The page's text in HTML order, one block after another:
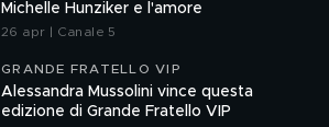
Michelle Hunziker e l'amore
26 apr | Canale 5
GRANDE FRATELLO VIP
Alessandra Mussolini vince questa
edizione di Grande Fratello VIP